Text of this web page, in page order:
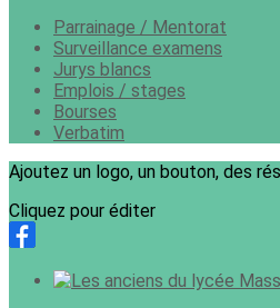
Parrainage / Mentorat
Surveillance examens
Jurys blancs
Emplois / stages
Bourses
Verbatim
Ajoutez un logo, un bouton, des
Cliquez pour éditer